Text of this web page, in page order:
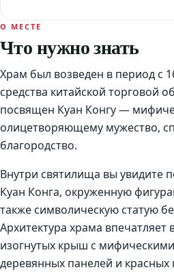
О МЕСТЕ
Что нужно знать
Храм был возведен в период с
средства китайской торговой
посвящен Куан Конгу —
олицетворяющему мужество,
благородство.
Внутри святилища вы увидите
Куан Конга, окруженную
также символическую статую
Архитектура храма
изогнутых крыш с
деревянных панелей и красных